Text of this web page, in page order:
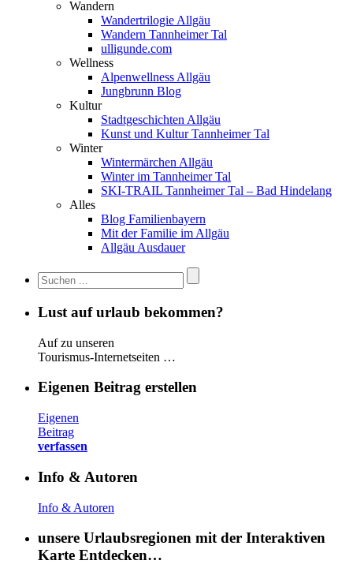
Wandern
Wandertrilogie Allgäu
Wandern Tannheimer Tal
ulligunde.com
Wellness
Alpenwellness Allgäu
Jungbrunn Blog
Kultur
Stadtgeschichten Allgäu
Kunst und Kultur Tannheimer Tal
Winter
Wintermärchen Allgäu
Winter im Tannheimer Tal
SKI-TRAIL Tannheimer Tal – Bad Hindelang
Alles
Blog Familienbayern
Mit der Familie im Allgäu
Allgäu Ausdauer
Lust auf urlaub bekommen?
Auf zu unseren
Tourismus-Internetseiten …
Eigenen Beitrag erstellen
Eigenen
Beitrag
verfassen
Info & Autoren
Info & Autoren
unsere Urlaubsregionen mit der Interaktiven
Karte Entdecken…